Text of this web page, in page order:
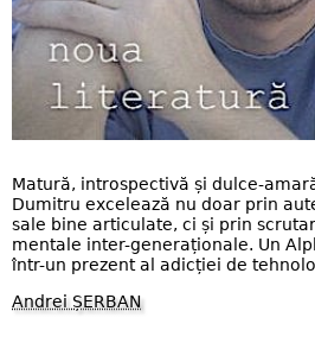
Matură, introspectivă și dulce-
Dumitru excelează nu doar prin
sale bine articulate, ci și prin
mentale inter-generaționale. Un
într-un prezent al adicției de
Andrei ȘERBAN